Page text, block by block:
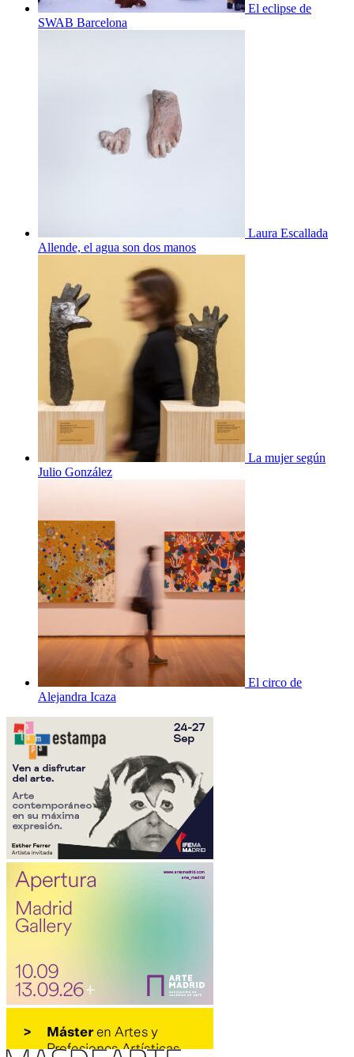
El eclipse de
SWAB Barcelona
Laura Escallada
Allende, el agua son dos manos
La mujer según
Julio González
El circo de
Alejandra Icaza